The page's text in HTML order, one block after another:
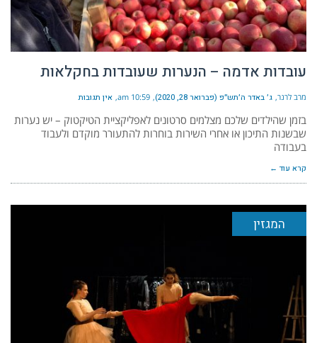
עובדות אדמה – הנערות שעובדות בחקלאות
מרב לרנר ג׳ באדר ה׳תש״פ (פברואר 28, 2020) 10:59 am אין תגובות
בזמן שהילדים שלכם מצלמים סרטונים לאפליקציית הטיקטוק – יש נערות
שבשנות התיכון או אחרי השירות בוחרות להתעורר מוקדם ולעבוד
בעבודה
קרא עוד ←
המגזין